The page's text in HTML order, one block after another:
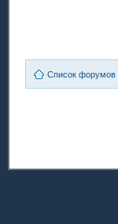
Список форумов